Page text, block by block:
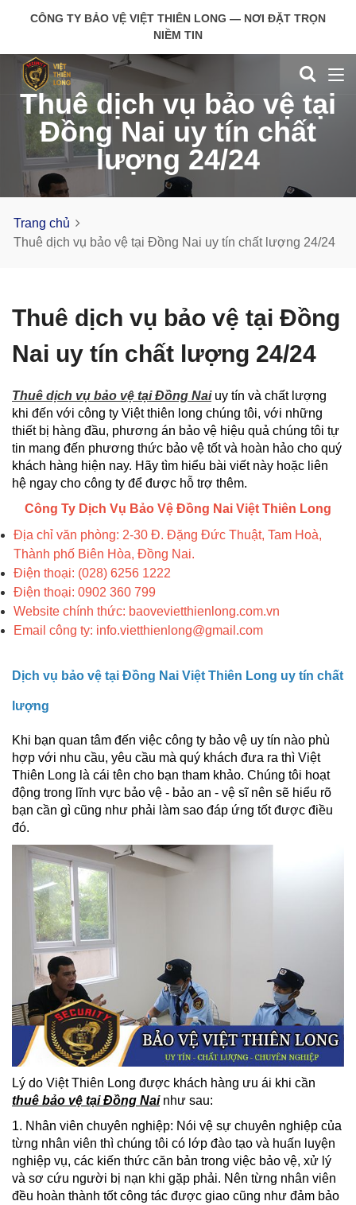
CÔNG TY BẢO VỆ VIỆT THIÊN LONG — NƠI ĐẶT TRỌN
NIỀM TIN
Thuê dịch vụ bảo vệ tại
Đồng Nai uy tín chất
lượng 24/24
Trang chủ
Thuê dịch vụ bảo vệ tại Đồng Nai uy tín chất lượng 24/24
Thuê dịch vụ bảo vệ tại Đồng
Nai uy tín chất lượng 24/24
Thuê dịch vụ bảo vệ tại Đồng Naiuy tín và chất lượng
khi đến với công ty Việt thiên long chúng tôi, với những
thiết bị hàng đầu, phương án bảo vệ hiệu quả chúng tôi tự
tin mang đến phương thức bảo vệ tốt và hoàn hảo cho quý
khách hàng hiện nay. Hãy tìm hiểu bài viết này hoặc liên
hệ ngay cho công ty để được hỗ trợ thêm.
Công Ty Dịch Vụ Bảo Vệ Đồng Nai Việt Thiên Long
Địa chỉ văn phòng: 2-30 Đ. Đặng Đức Thuật, Tam Hoà,
Thành phố Biên Hòa, Đồng Nai.
Điện thoại: (028) 6256 1222
Điện thoại: 0902 360 799
Website chính thức: baovevietthienlong.com.vn
Email công ty: info.vietthienlong@gmail.com
Dịch vụ bảo vệ tại Đồng Nai Việt Thiên Long uy tín chất
lượng
Khi bạn quan tâm đến việc công ty bảo vệ uy tín nào phù
hợp với nhu cầu, yêu cầu mà quý khách đưa ra thì Việt
Thiên Long là cái tên cho bạn tham khảo. Chúng tôi hoạt
động trong lĩnh vực bảo vệ - bảo an - vệ sĩ nên sẽ hiểu rõ
bạn cần gì cũng như phải làm sao đáp ứng tốt được điều
đó.
Lý do Việt Thiên Long được khách hàng ưu ái khi cần
thuê bảo vệ tại Đồng Nainhư sau:
1. Nhân viên chuyên nghiệp: Nói vệ sự chuyên nghiệp của
từng nhân viên thì chúng tôi có lớp đào tạo và huấn luyện
nghiệp vụ, các kiến thức căn bản trong việc bảo vệ, xử lý
và sơ cứu người bị nạn khi gặp phải. Nên từng nhân viên
đều hoàn thành tốt công tác được giao cũng như đảm bảo